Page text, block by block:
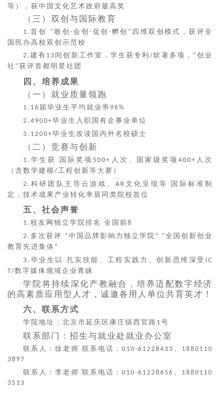
等），获中国文化艺术政府最高奖
（三）双创与国际教育
1. 首创 “ 敢创 -会创- 促创 - 孵创 ” 四维双创模式，获评全
国民办高校双创示范校
2. 建有 13 间创新工作室，学生获专利/软著多项， “ 创业
社 ” 获评首都明星社团
四、培养成果
（一）就业质量领跑
1.16 届毕业生平均就业率 96%
2.4900+毕业生入职国有企事业单位
3.1200+毕业生攻读国内外名校硕士
（二）竞赛与创新
1. 学生获 国际奖项 500+ 人次、国家级奖项 400+ 人次
（含数学建模/工程创新等大赛）
2. 科研团队主导云游戏、 AR 文化呈现等 国际标准制
定，技术成果产业转化率居同类院校首位
五、社会声誉
1. 校友网独立学院排名 全国前8
2. 多次获评 “ 中国品牌影响力独立学院 ” “ 全国创新创业
教育先进集体 ”
3. 毕业生以 扎实技能、工程实践力、创新思维深受 IC
T/数字媒体领域企业青睐
学院将持续深化产教融合，培养适配数字经济
的高素质应用型人才，诚邀各用人单位共育英才！
六、联系方式
学院地址：北京市延庆区康庄镇西官路 1号
联系部门：招生与就业处就业办公室
联系人：徐老师联系电话：010-61228433
1880110
3897
联系人：李老师联系电话：010-61228656
1880110
3513